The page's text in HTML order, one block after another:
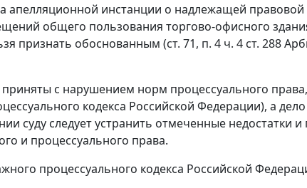
апелляционной инстанции о надлежащей
общего пользования торгово-офисного
признать обоснованным (ст. 71, п. 4 ч. 4 ст. 288
с нарушением норм процессуального
кодекса Российской Федерации), а
суду следует устранить отмеченные недостатки
и процессуального права.
процессуального кодекса Российской